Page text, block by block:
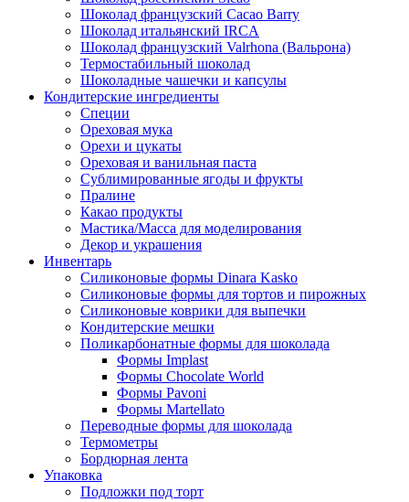
Шоколад французский Cacao Barry
Шоколад итальянский IRCA
Шоколад французский Valrhona (Вальрона)
Термостабильный шоколад
Шоколадные чашечки и капсулы
Кондитерские ингредиенты
Специи
Ореховая мука
Орехи и цукаты
Ореховая и ванильная паста
Сублимированные ягоды и фрукты
Пралине
Какао продукты
Мастика/Масса для моделирования
Декор и украшения
Инвентарь
Силиконовые формы Dinara Kasko
Силиконовые формы для тортов и пирожных
Силиконовые коврики для выпечки
Кондитерские мешки
Поликарбонатные формы для шоколада
Формы Implast
Формы Chocolate World
Формы Pavoni
Формы Martellato
Переводные формы для шоколада
Термометры
Бордюрная лента
Упаковка
Подложки под торт